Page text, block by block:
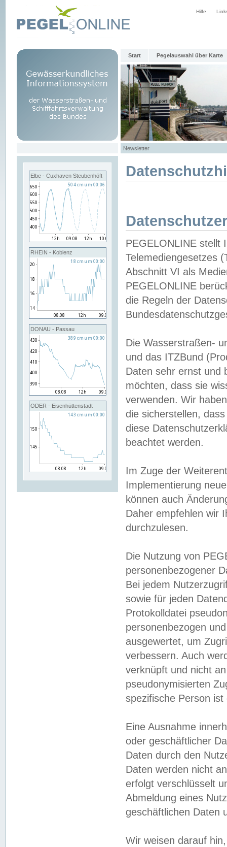
Hilfe
Start Pegelauswahl über Karte
Newsletter
Elbe - Cuxhaven Steubenhöft
RHEIN - Koblenz
DONAU - Passau
ODER - Eisenhüttenstadt
PEGELONLINE stellt
Telemediengesetzes
Abschnitt VI als
PEGELONLINE
die Regeln der
Die Wasserstraßen-
und das ITZBund
Daten sehr ernst und
möchten, dass sie
verwenden. Wir
die sicherstellen,
diese
beachtet werden.
Im Zuge der
Implementierung
können auch
Daher empfehlen wir
durchzulesen.
Die Nutzung von
personenbezogener
Bei jedem
sowie für jeden
Protokolldatei
personenbezogen
ausgewertet, um
verbessern. Auch
verknüpft und nicht
pseudonymisierten
spezifische Person
Eine Ausnahme
oder geschäftlicher
Daten durch den
Daten werden nicht
erfolgt verschlüsselt
Abmeldung eines
geschäftlichen Daten
Wir weisen darauf